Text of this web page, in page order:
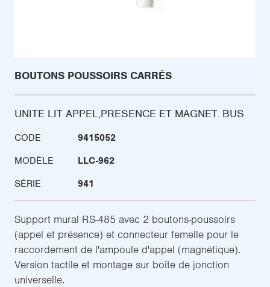
BOUTONS POUSSOIRS CARRÉS
UNITE LIT APPEL,PRESENCE ET MAGNET. BUS
CODE
9415052
MODÈLE
LLC-962
SÉRIE
941
Support mural RS-485 avec 2 boutons-poussoirs
(appel et présence) et connecteur femelle pour le
raccordement de l'ampoule d'appel (magnétique).
Version tactile et montage sur boîte de jonction
universelle.